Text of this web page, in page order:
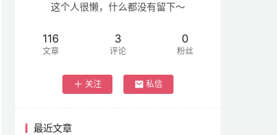
这个人很懒，什么都没有留下～
116
文章
3
评论
0
粉丝
关注 私信
最近文章